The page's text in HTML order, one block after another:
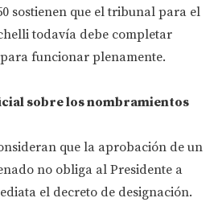
sostienen que el tribunal para el
todavía debe completar
funcionar plenamente.
sobre los nombramientos
que la aprobación de un
no obliga al Presidente a
el decreto de designación.